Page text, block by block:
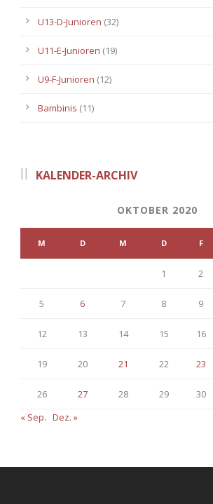
U13-D-Junioren (32)
U11-E-Junioren (19)
U9-F-Junioren (12)
Bambinis (11)
KALENDER-ARCHIV
OKTOBER 2020
M D M D F
1 2
5 6 7 8 9
12 13 14 15 16
19 20 21 22 23
26 27 28 29 30
« Sep. Dez. »